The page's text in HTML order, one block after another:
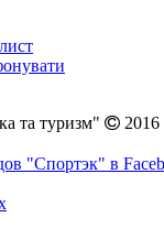
та туризм"
2016